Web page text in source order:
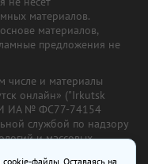
материалов.
материалов,
предложения не
числе и материалы
онлайн» ("Irkutsk
ИА № ФС77-74154
службой по надзору
и массовых
файлы. Оставаясь на